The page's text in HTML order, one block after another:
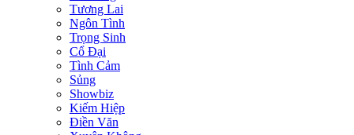
Tương Lai
Ngôn Tình
Trọng Sinh
Cổ Đại
Tình Cảm
Sủng
Showbiz
Kiếm Hiệp
Điền Văn